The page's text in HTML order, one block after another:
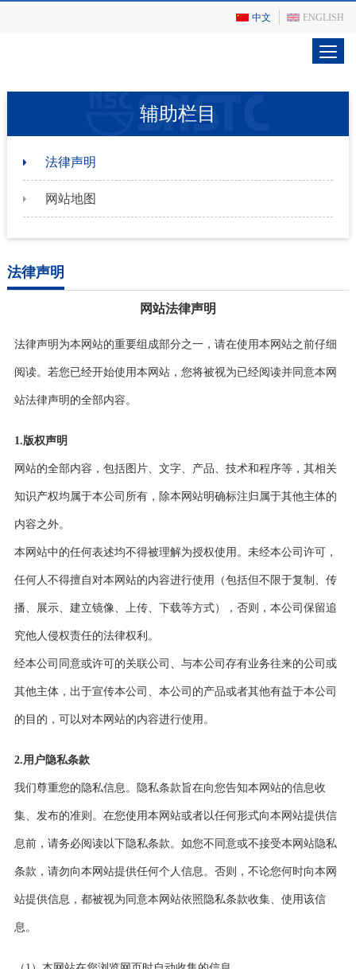
中文 ENGLISH
辅助栏目
法律声明
网站地图
法律声明
网站法律声明
法律声明为本网站的重要组成部分之一，请在使用本网站之前仔细
阅读。若您已经开始使用本网站，您将被视为已经阅读并同意本网
站法律声明的全部内容。
1.版权声明
网站的全部内容，包括图片、文字、产品、技术和程序等，其相关
知识产权均属于本公司所有，除本网站明确标注归属于其他主体的
内容之外。
本网站中的任何表述均不得被理解为授权使用。未经本公司许可，
任何人不得擅自对本网站的内容进行使用（包括但不限于复制、传
播、展示、建立镜像、上传、下载等方式），否则，本公司保留追
究他人侵权责任的法律权利。
经本公司同意或许可的关联公司、与本公司存有业务往来的公司或
其他主体，出于宣传本公司、本公司的产品或者其他有益于本公司
的目的，可以对本网站的内容进行使用。
2.用户隐私条款
我们尊重您的隐私信息。隐私条款旨在向您告知本网站的信息收
集、发布的准则。在您使用本网站或者以任何形式向本网站提供信
息前，请务必阅读以下隐私条款。如您不同意或不接受本网站隐私
条款，请勿向本网站提供任何个人信息。否则，不论您何时向本网
站提供信息，都被视为同意本网站依照隐私条款收集、使用该信
息。